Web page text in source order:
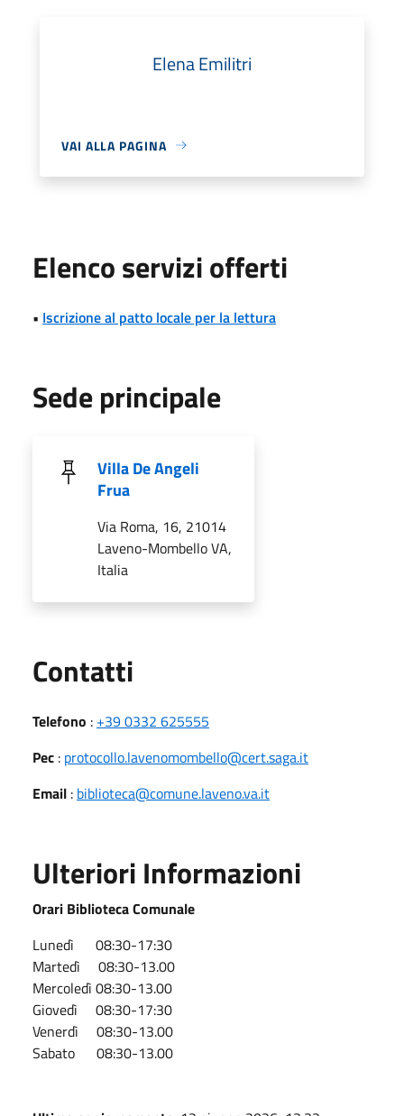
Elena Emilitri
VAI ALLA PAGINA
Elenco servizi offerti
• Iscrizione al patto locale per la lettura
Sede principale
Villa De Angeli
Frua
Via Roma, 16, 21014
Laveno-Mombello VA,
Italia
Contatti
Telefono : +39 0332 625555
Pec : protocollo.lavenomombello@cert.saga.it
Email : biblioteca@comune.laveno.va.it
Ulteriori Informazioni
Orari Biblioteca Comunale
Lunedì 08:30-17:30
Martedì 08:30-13.00
Mercoledì 08:30-13.00
Giovedì 08:30-17:30
Venerdì 08:30-13.00
Sabato 08:30-13.00